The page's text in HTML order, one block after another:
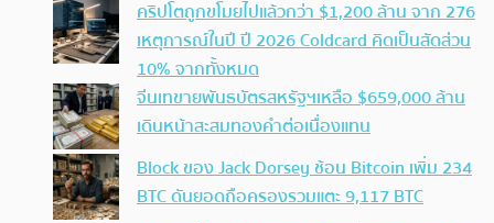
คริปโตถูกขโมยไปแล้วกว่า $1,200 ล้าน จาก 276
เหตุการณ์ในปี ปี 2026 Coldcard คิดเป็นสัดส่วน
10% จากทั้งหมด
จีนเทขายพันธบัตรสหรัฐฯเหลือ $659,000 ล้าน
เดินหน้าสะสมทองคำต่อเนื่องแทน
Block ของ Jack Dorsey ช้อน Bitcoin เพิ่ม 234
BTC ดันยอดถือครองรวมแตะ 9,117 BTC